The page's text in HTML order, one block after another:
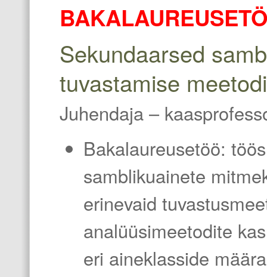
Sekundaarsed
tuvastamise
Juhendaja –
Bakalaureusetöö:
samblikuainete
erinevaid
analüüsimeetodite
eri aineklasside